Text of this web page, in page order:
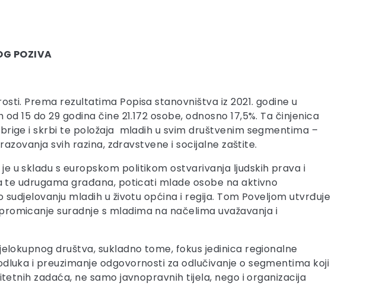
POZIVA
Prema rezultatima Popisa stanovništva iz 2021. godine u
15 do 29 godina čine 21.172 osobe, odnosno 17,5%. Ta činjenica
i skrbi te položaja mladih u svim društvenim segmentima –
svih razina, zdravstvene i socijalne zaštite.
u skladu s europskom politikom ostvarivanja ljudskih prava i
udrugama građana, poticati mlade osobe na aktivno
mladih u životu općina i regija. Tom Poveljom utvrđuje
suradnje s mladima na načelima uvažavanja i
društva, sukladno tome, fokus jedinica regionalne
i preuzimanje odgovornosti za odlučivanje o segmentima koji
zadaća, ne samo javnopravnih tijela, nego i organizacija